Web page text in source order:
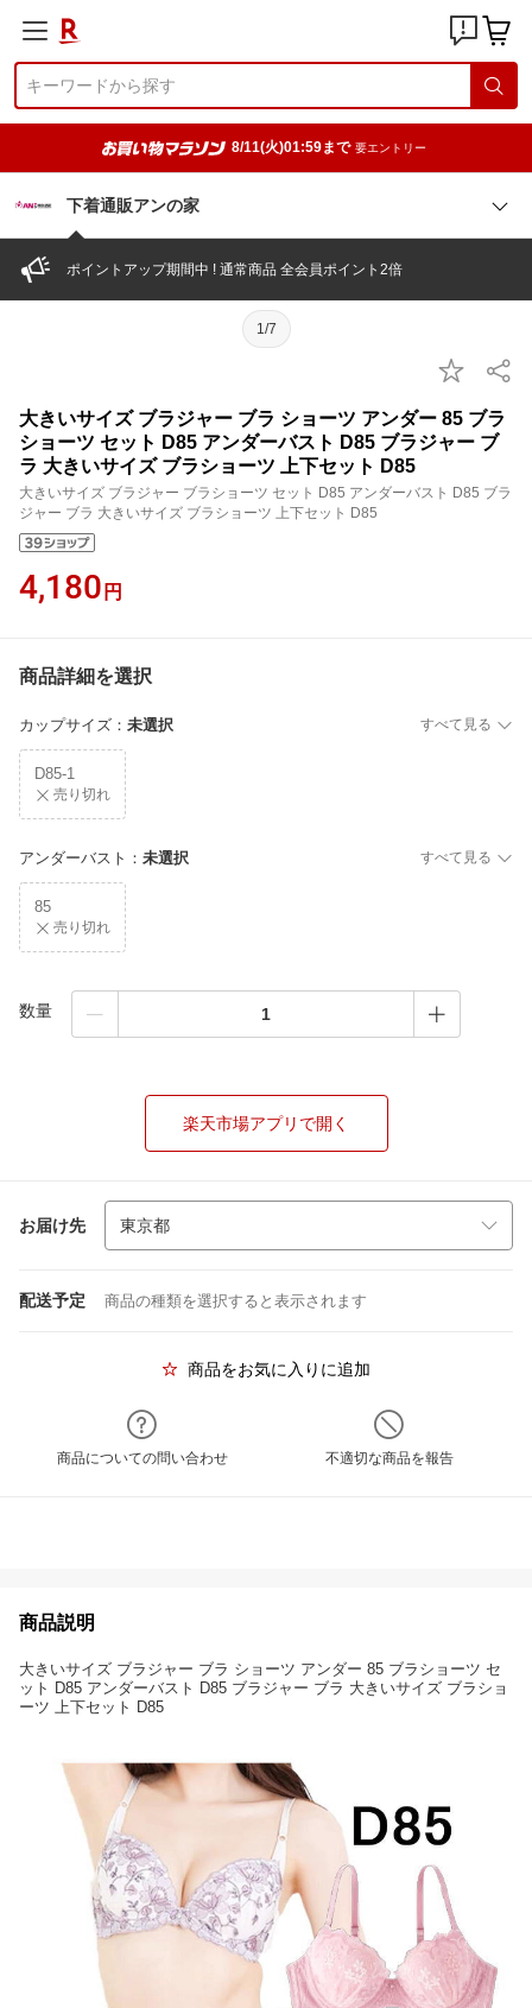
8/11(火)01:59まで 要エントリー
下着通販アンの家
ポイントアップ期間中 ! 通常商品 全会員ポイント2倍
1/7
大きいサイズ ブラジャー ブラ ショーツ アンダー 85 ブラ
ショーツ セット D85 アンダーバスト D85 ブラジャー ブ
ラ 大きいサイズ ブラショーツ 上下セット D85
大きいサイズ ブラジャー ブラショーツ セット D85 アンダーバスト D85 ブラ
ジャー ブラ 大きいサイズ ブラショーツ 上下セット D85
4,180 円
商品詳細を選択
カップサイズ ： 未選択 すべて見る
D85-1
売り切れ
アンダーバスト ： 未選択 すべて見る
85
売り切れ
数量
楽天市場アプリで開く
お届け先
配送予定 商品の種類を選択すると表示されます
商品をお気に入りに追加
商品についての問い合わせ 不適切な商品を報告
商品説明
大きいサイズ ブラジャー ブラ ショーツ アンダー 85 ブラショーツ セ
ット D85 アンダーバスト D85 ブラジャー ブラ 大きいサイズ ブラショ
ーツ 上下セット D85